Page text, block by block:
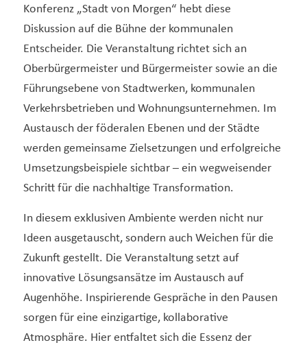
Konferenz „Stadt von Morgen“ hebt diese
Diskussion auf die Bühne der kommunalen
Entscheider. Die Veranstaltung richtet sich an
Oberbürgermeister und Bürgermeister sowie an die
Führungsebene von Stadtwerken, kommunalen
Verkehrsbetrieben und Wohnungsunternehmen. Im
Austausch der föderalen Ebenen und der Städte
werden gemeinsame Zielsetzungen und erfolgreiche
Umsetzungsbeispiele sichtbar – ein wegweisender
Schritt für die nachhaltige Transformation.
In diesem exklusiven Ambiente werden nicht nur
Ideen ausgetauscht, sondern auch Weichen für die
Zukunft gestellt. Die Veranstaltung setzt auf
innovative Lösungsansätze im Austausch auf
Augenhöhe. Inspirierende Gespräche in den Pausen
sorgen für eine einzigartige, kollaborative
Atmosphäre. Hier entfaltet sich die Essenz der